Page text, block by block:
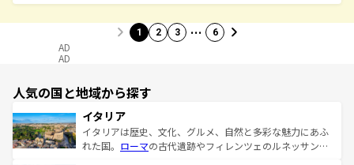
1 2 3 … 6
AD
AD
人気の国と地域から探す
イタリア
イタリアは歴史、文化、グルメ、自然と多彩な魅力にあふ
れた国。 ローマの古代遺跡やフィレンツェのルネッサンス